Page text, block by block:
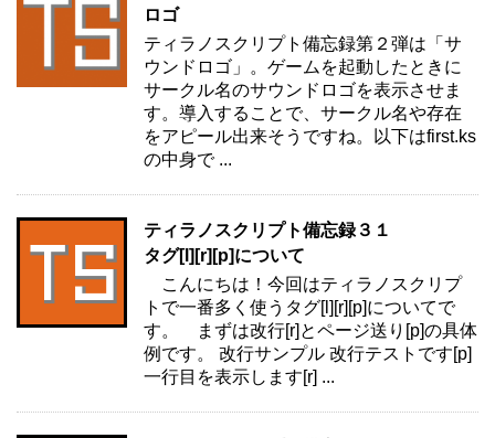
ロゴ
ティラノスクリプト備忘録第２弾は「サ
ウンドロゴ」。ゲームを起動したときに
サークル名のサウンドロゴを表示させま
す。導入することで、サークル名や存在
をアピール出来そうですね。以下はfirst.ks
の中身で ...
ティラノスクリプト備忘録３１
タグ[l][r][p]について
こんにちは！今回はティラノスクリプ
トで一番多く使うタグ[l][r][p]についてで
す。 まずは改行[r]とページ送り[p]の具体
例です。 改行サンプル 改行テストです[p]
一行目を表示します[r] ...